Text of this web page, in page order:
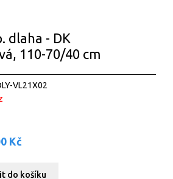
dlaha - DK
110-70/40 cm
VL21X02
Kč